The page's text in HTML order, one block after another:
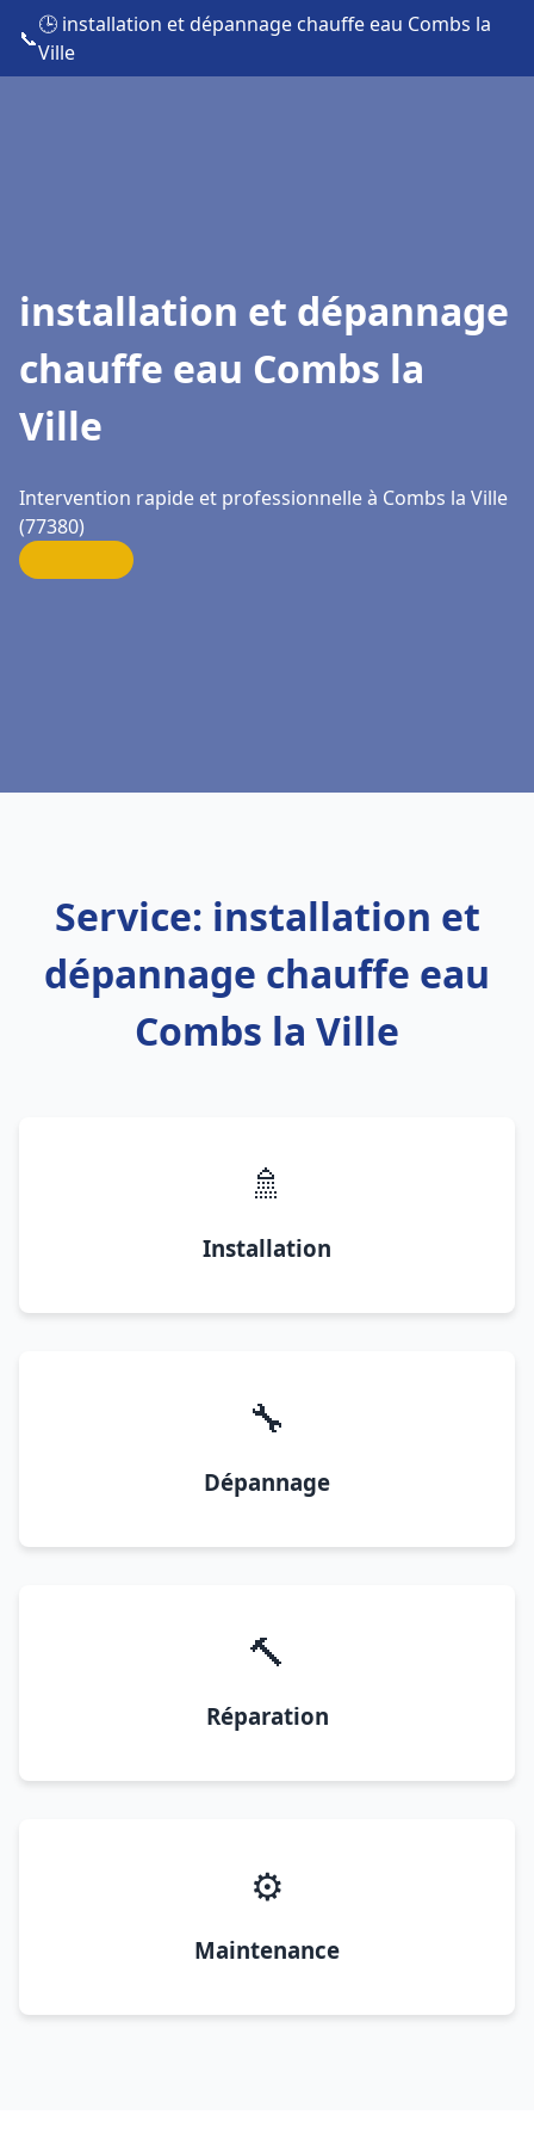
📞
🕒 installation et dépannage chauffe eau Combs la
Ville
installation et dépannage
chauffe eau Combs la
Ville
Intervention rapide et professionnelle à Combs la Ville
(77380)
Service: installation et
dépannage chauffe eau
Combs la Ville
🚿
Installation
🔧
Dépannage
🔨
Réparation
⚙️
Maintenance